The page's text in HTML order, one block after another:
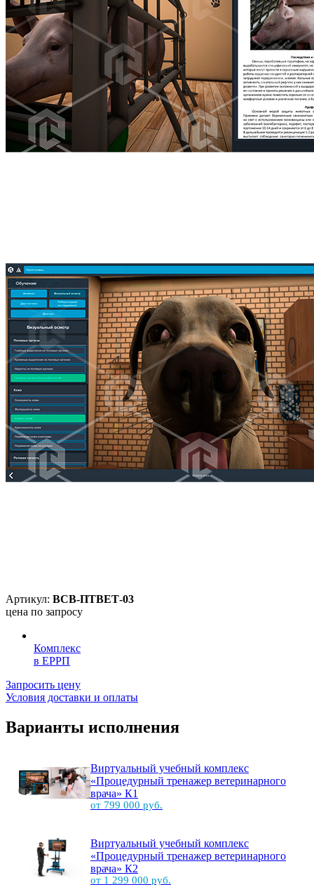
Артикул: ВСВ-ПТВЕТ-03
цена по запросу
Комплекс
в ЕРРП
Запросить цену
Условия доставки и оплаты
Варианты исполнения
Виртуальный учебный комплекс
«Процедурный тренажер ветеринарного
врача» К1
от 799 000 руб.
Виртуальный учебный комплекс
«Процедурный тренажер ветеринарного
врача» К2
от 1 299 000 руб.